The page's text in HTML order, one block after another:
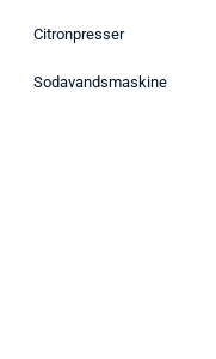
Citronpresser
Sodavandsmaskine